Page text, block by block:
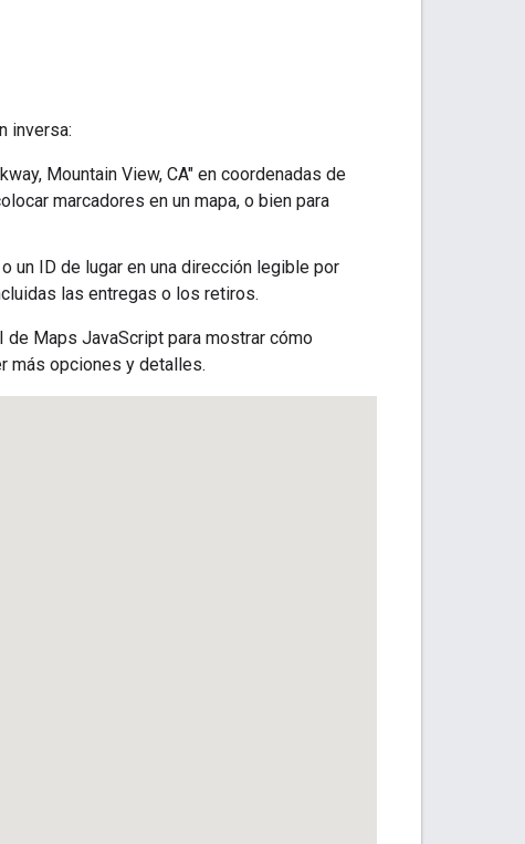
inversa:
Mountain View, CA" en coordenadas de
marcadores en un mapa, o bien para
un ID de lugar en una dirección legible por
las entregas o los retiros.
de Maps JavaScript para mostrar cómo
más opciones y detalles.